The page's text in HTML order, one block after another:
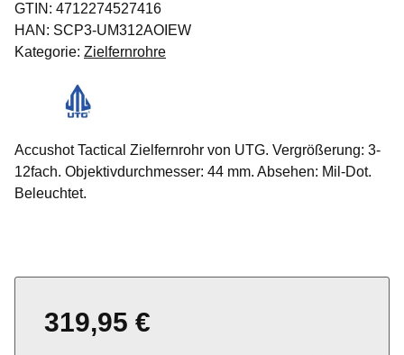
GTIN: 4712274527416
HAN: SCP3-UM312AOIEW
Kategorie: Zielfernrohre
Accushot Tactical Zielfernrohr von UTG. Vergrößerung: 3-
12fach. Objektivdurchmesser: 44 mm. Absehen: Mil-Dot.
Beleuchtet.
319,95 €